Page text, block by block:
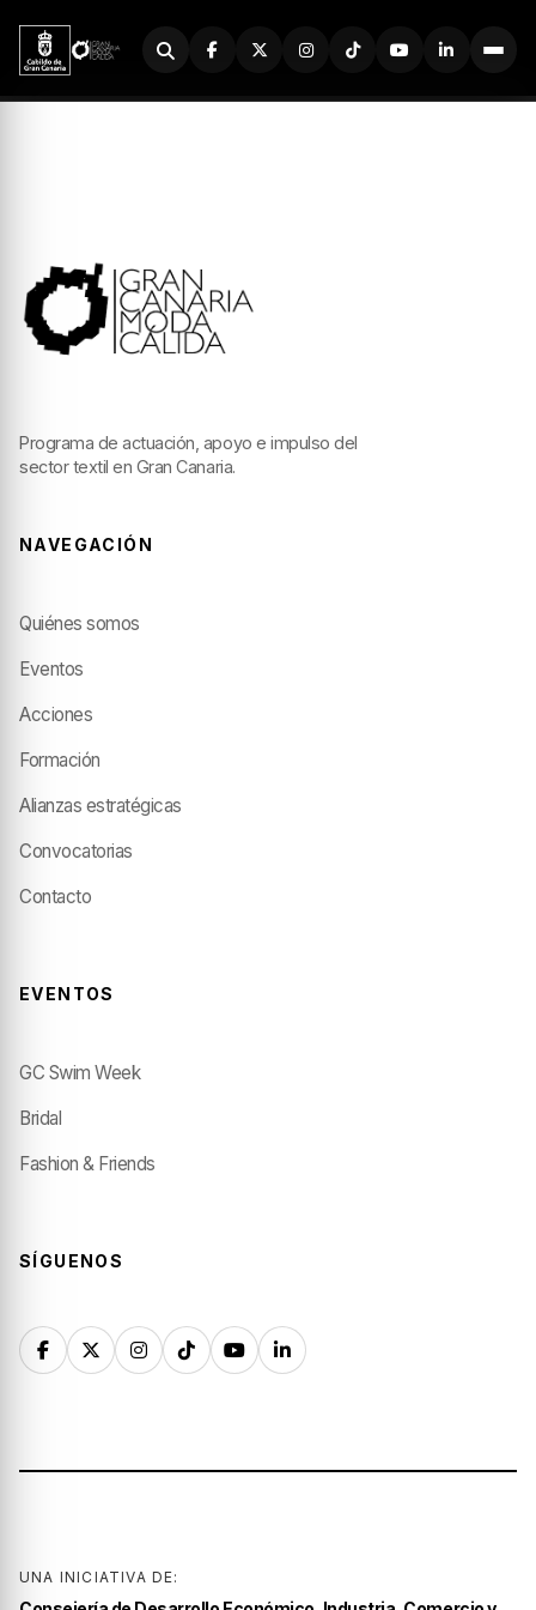
Buscador
Programa de actuación, apoyo e impulso del
sector textil en Gran Canaria.
NAVEGACIÓN
Quiénes somos
Eventos
Acciones
Formación
Alianzas estratégicas
Convocatorias
Contacto
EVENTOS
GC Swim Week
Bridal
Fashion & Friends
SÍGUENOS
UNA INICIATIVA DE: